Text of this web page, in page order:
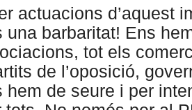
actuacions d’aquest
una barbaritat! Ens
tot els
de l’oposició,
hem de seure i per